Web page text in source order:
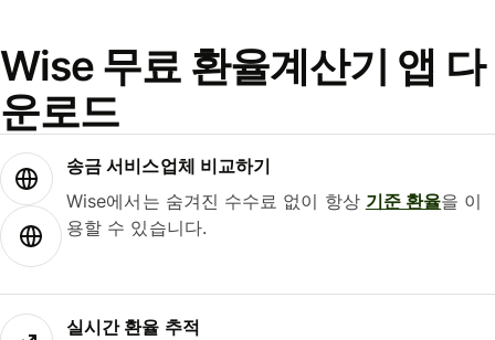
Wise 무료 환율계산기 앱 다
운로드
송금 서비스업체 비교하기
Wise에서는 숨겨진 수수료 없이 항상 기준 환율을 이
용할 수 있습니다.
실시간 환율 추적